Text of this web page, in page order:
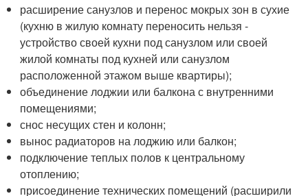
расширение санузлов и перенос мокрых зон в сухие
(кухню в жилую комнату переносить нельзя -
устройство своей кухни под санузлом или своей
жилой комнаты под кухней или санузлом
расположенной этажом выше квартиры);
объединение лоджии или балкона с внутренними
помещениями;
снос несущих стен и колонн;
вынос радиаторов на лоджию или балкон;
подключение теплых полов к центральному
отоплению;
присоединение технических помещений (расширили